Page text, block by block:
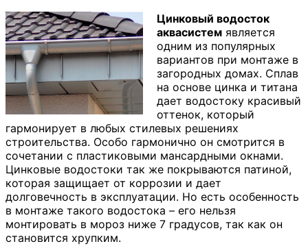
Цинковый водосток
аквасистем является
одним из популярных
вариантов при монтаже в
загородных домах. Сплав
на основе цинка и титана
дает водостоку красивый
оттенок, который
гармонирует в любых стилевых решениях
строительства. Особо гармонично он смотрится в
сочетании с пластиковыми мансардными окнами.
Цинковые водостоки так же покрываются патиной,
которая защищает от коррозии и дает
долговечность в эксплуатации. Но есть особенность
в монтаже такого водостока – его нельзя
монтировать в мороз ниже 7 градусов, так как он
становится хрупким.